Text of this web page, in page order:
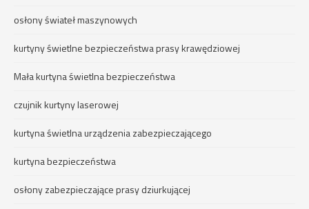
osłony świateł maszynowych
kurtyny świetlne bezpieczeństwa prasy krawędziowej
Mała kurtyna świetlna bezpieczeństwa
czujnik kurtyny laserowej
kurtyna świetlna urządzenia zabezpieczającego
kurtyna bezpieczeństwa
osłony zabezpieczające prasy dziurkującej